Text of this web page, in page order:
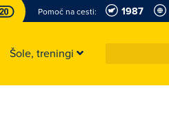
Pomoč na cesti: 1987
Šole, treningi